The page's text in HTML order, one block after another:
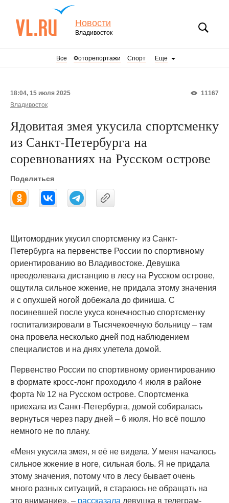
Новости
Владивосток
Все Фоторепортажи Спорт Еще
11167
18:04, 15 июля 2025
Владивосток
Ядовитая змея укусила спортсменку
из Санкт-Петербурга на
соревнованиях на Русском острове
Поделиться
Щитомордник укусил спортсменку из Санкт-
Петербурга на первенстве России по спортивному
ориентированию во Владивостоке. Девушка
преодолевала дистанцию в лесу на Русском острове,
ощутила сильное жжение, не придала этому значения
и с опухшей ногой добежала до финиша. С
посиневшей после укуса конечностью спортсменку
госпитализировали в Тысячекоечную больницу – там
она провела несколько дней под наблюдением
специалистов и на днях улетела домой.
Первенство России по спортивному ориентированию
в формате кросс-лонг проходило 4 июля в районе
форта № 12 на Русском острове. Спортсменка
приехала из Санкт-Петербурга, домой собиралась
вернуться через пару дней – 6 июля. Но всё пошло
немного не по плану.
«Меня укусила змея, я её не видела. У меня началось
сильное жжение в ноге, сильная боль. Я не придала
этому значения, потому что в лесу бывает очень
много разных ситуаций, я стараюсь не обращать на
это внимание», – рассказала девушка в телеграм-